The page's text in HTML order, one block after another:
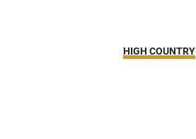
HIGH COUNTRY